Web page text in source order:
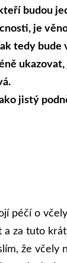
budou
je
tedy bude
jistý
péčí o
za tuto
že včely